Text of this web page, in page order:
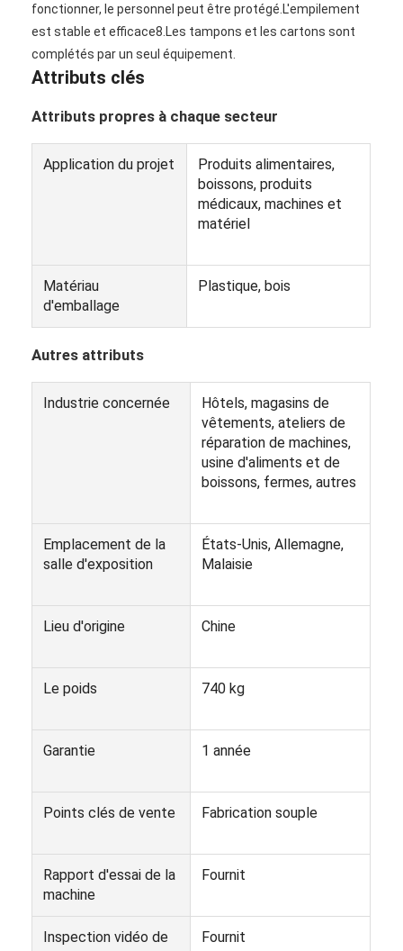
Visite d'usine
Discuter Maintenant
Machine de mise en conserve automatique
fonctionner, le personnel peut être protégé.L'empilement
est stable et efficace8.Les tampons et les cartons sont
complétés par un seul équipement.
Attributs clés
Attributs propres à chaque secteur
Application du projet
Produits alimentaires,
boissons, produits
médicaux, machines et
matériel
Matériau
d'emballage
Plastique, bois
Autres attributs
Industrie concernée
Hôtels, magasins de
vêtements, ateliers de
réparation de machines,
usine d'aliments et de
boissons, fermes, autres
Emplacement de la
salle d'exposition
États-Unis, Allemagne,
Malaisie
Lieu d'origine Chine
Le poids 740 kg
Garantie 1 année
Points clés de vente Fabrication souple
Rapport d'essai de la
machine
Fournit
Inspection vidéo de
Fournit